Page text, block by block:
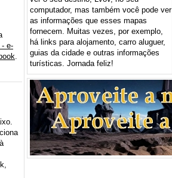
- e-
.
computador, mas também você pode ver
as informações que esses mapas
fornecem. Muitas vezes, por exemplo,
há links para alojamento, carro aluguer,
guias da cidade e outras informações
turísticas. Jornada feliz!